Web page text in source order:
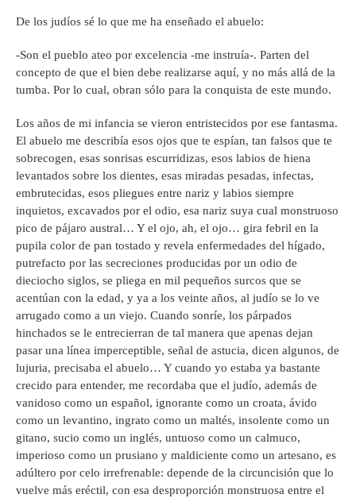
De los judíos sé lo que me ha enseñado el abuelo:
-Son el pueblo ateo por excelencia -me instruía-. Parten del
concepto de que el bien debe realizarse aquí, y no más allá de la
tumba. Por lo cual, obran sólo para la conquista de este mundo.
Los años de mi infancia se vieron entristecidos por ese fantasma.
El abuelo me describía esos ojos que te espían, tan falsos que te
sobrecogen, esas sonrisas escurridizas, esos labios de hiena
levantados sobre los dientes, esas miradas pesadas, infectas,
embrutecidas, esos pliegues entre nariz y labios siempre
inquietos, excavados por el odio, esa nariz suya cual monstruoso
pico de pájaro austral… Y el ojo, ah, el ojo… gira febril en la
pupila color de pan tostado y revela enfermedades del hígado,
putrefacto por las secreciones producidas por un odio de
dieciocho siglos, se pliega en mil pequeños surcos que se
acentúan con la edad, y ya a los veinte años, al judío se lo ve
arrugado como a un viejo. Cuando sonríe, los párpados
hinchados se le entrecierran de tal manera que apenas dejan
pasar una línea imperceptible, señal de astucia, dicen algunos, de
lujuria, precisaba el abuelo… Y cuando yo estaba ya bastante
crecido para entender, me recordaba que el judío, además de
vanidoso como un español, ignorante como un croata, ávido
como un levantino, ingrato como un maltés, insolente como un
gitano, sucio como un inglés, untuoso como un calmuco,
imperioso como un prusiano y maldiciente como un artesano, es
adúltero por celo irrefrenable: depende de la circuncisión que lo
vuelve más eréctil, con esa desproporción monstruosa entre el